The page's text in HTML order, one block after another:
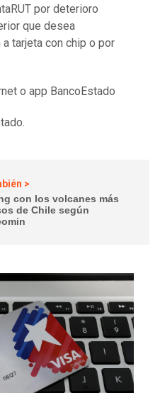
por deterioro
que desea
tarjeta con chip o por
o app BancoEstado
>
con los volcanes más
de Chile según